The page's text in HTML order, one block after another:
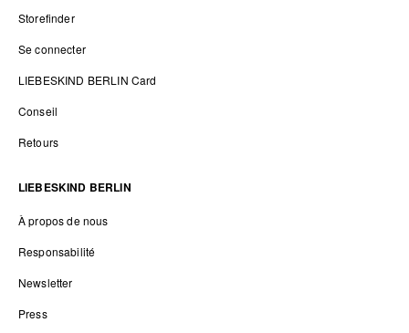
Storefinder
Se connecter
LIEBESKIND BERLIN Card
Conseil
Retours
LIEBESKIND BERLIN
À propos de nous
Responsabilité
Newsletter
Press